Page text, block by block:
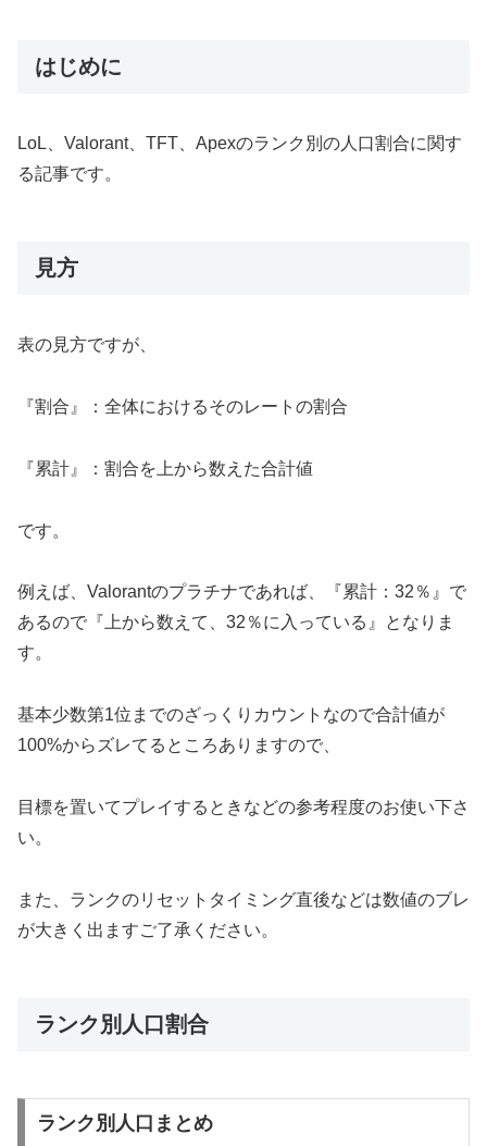
はじめに
LoL、Valorant、TFT、Apexのランク別の人口割合に関す
る記事です。
見方
表の見方ですが、
『割合』：全体におけるそのレートの割合
『累計』：割合を上から数えた合計値
です。
例えば、Valorantのプラチナであれば、『累計：32％』で
あるので『上から数えて、32％に入っている』となりま
す。
基本少数第1位までのざっくりカウントなので合計値が
100%からズレてるところありますので、
目標を置いてプレイするときなどの参考程度のお使い下さ
い。
また、ランクのリセットタイミング直後などは数値のブレ
が大きく出ますご了承ください。
ランク別人口割合
ランク別人口まとめ